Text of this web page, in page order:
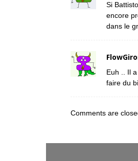
Si
encore
dans le
Euh .. Il
faire du
Comments are